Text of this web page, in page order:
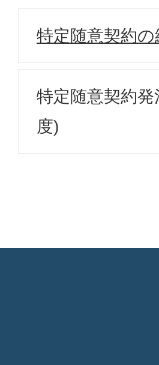
特定随意契約
特定随意契約
度)